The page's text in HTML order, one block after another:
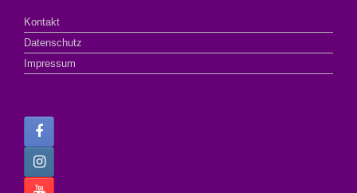
Kontakt
Datenschutz
Impressum